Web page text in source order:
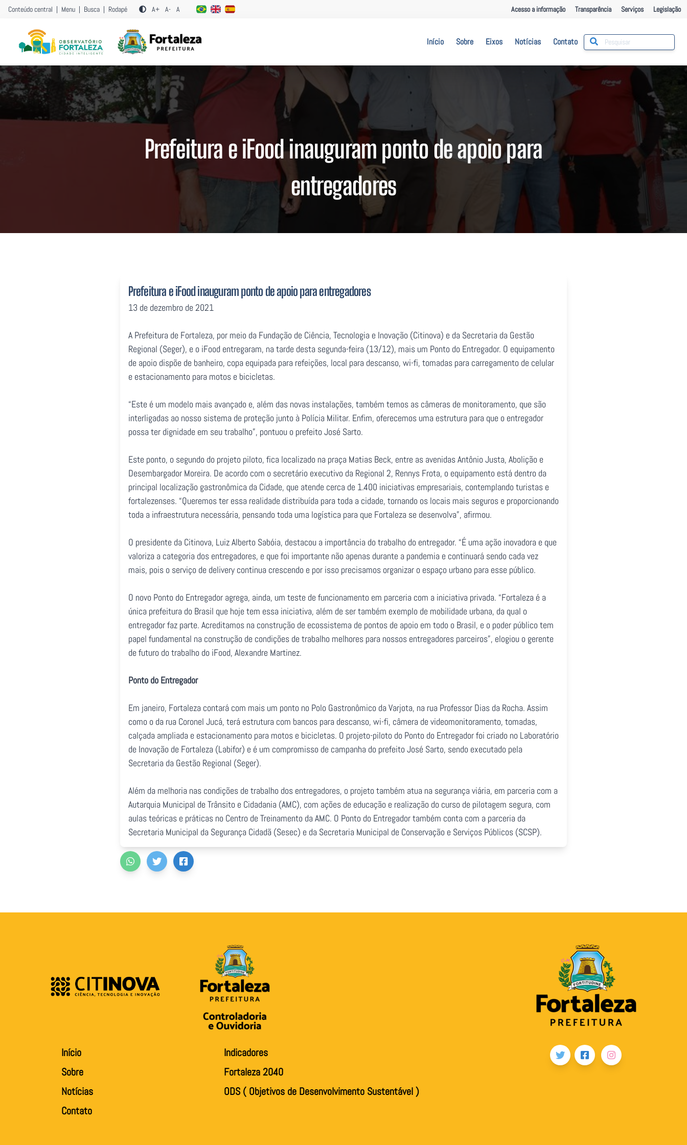
Conteúdo central | Menu | Busca | Rodapé A+ A- A Acesso a informação Transparência Serviços Legislação
Início Sobre Eixos Notícias Contato
Prefeitura e iFood inauguram ponto de apoio para
entregadores
Prefeitura e iFood inauguram ponto de apoio para entregadores
13 de dezembro de 2021
A Prefeitura de Fortaleza, por meio da Fundação de Ciência, Tecnologia e Inovação (Citinova) e da Secretaria da Gestão
Regional (Seger), e o iFood entregaram, na tarde desta segunda-feira (13/12), mais um Ponto do Entregador. O equipamento
de apoio dispõe de banheiro, copa equipada para refeições, local para descanso, wi-fi, tomadas para carregamento de celular
e estacionamento para motos e bicicletas.
“Este é um modelo mais avançado e, além das novas instalações, também temos as câmeras de monitoramento, que são
interligadas ao nosso sistema de proteção junto à Polícia Militar. Enfim, oferecemos uma estrutura para que o entregador
possa ter dignidade em seu trabalho”, pontuou o prefeito José Sarto.
Este ponto, o segundo do projeto piloto, fica localizado na praça Matias Beck, entre as avenidas Antônio Justa, Abolição e
Desembargador Moreira. De acordo com o secretário executivo da Regional 2, Rennys Frota, o equipamento está dentro da
principal localização gastronômica da Cidade, que atende cerca de 1.400 iniciativas empresariais, contemplando turistas e
fortalezenses. “Queremos ter essa realidade distribuída para toda a cidade, tornando os locais mais seguros e proporcionando
toda a infraestrutura necessária, pensando toda uma logística para que Fortaleza se desenvolva”, afirmou.
O presidente da Citinova, Luiz Alberto Sabóia, destacou a importância do trabalho do entregador. “É uma ação inovadora e que
valoriza a categoria dos entregadores, e que foi importante não apenas durante a pandemia e continuará sendo cada vez
mais, pois o serviço de delivery continua crescendo e por isso precisamos organizar o espaço urbano para esse público.
O novo Ponto do Entregador agrega, ainda, um teste de funcionamento em parceria com a iniciativa privada. “Fortaleza é a
única prefeitura do Brasil que hoje tem essa iniciativa, além de ser também exemplo de mobilidade urbana, da qual o
entregador faz parte. Acreditamos na construção de ecossistema de pontos de apoio em todo o Brasil, e o poder público tem
papel fundamental na construção de condições de trabalho melhores para nossos entregadores parceiros”, elogiou o gerente
de futuro do trabalho do iFood, Alexandre Martinez.
Ponto do Entregador
Em janeiro, Fortaleza contará com mais um ponto no Polo Gastronômico da Varjota, na rua Professor Dias da Rocha. Assim
como o da rua Coronel Jucá, terá estrutura com bancos para descanso, wi-fi, câmera de videomonitoramento, tomadas,
calçada ampliada e estacionamento para motos e bicicletas. O projeto-piloto do Ponto do Entregador foi criado no Laboratório
de Inovação de Fortaleza (Labifor) e é um compromisso de campanha do prefeito José Sarto, sendo executado pela
Secretaria da Gestão Regional (Seger).
Além da melhoria nas condições de trabalho dos entregadores, o projeto também atua na segurança viária, em parceria com a
Autarquia Municipal de Trânsito e Cidadania (AMC), com ações de educação e realização do curso de pilotagem segura, com
aulas teóricas e práticas no Centro de Treinamento da AMC. O Ponto do Entregador também conta com a parceria da
Secretaria Municipal da Segurança Cidadã (Sesec) e da Secretaria Municipal de Conservação e Serviços Públicos (SCSP).
Início
Sobre
Notícias
Contato
Indicadores
Fortaleza 2040
ODS ( Objetivos de Desenvolvimento Sustentável )